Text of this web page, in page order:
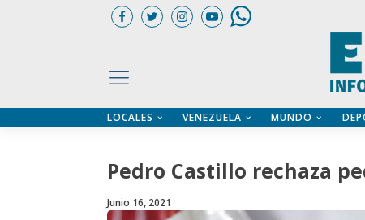
LOCALES VENEZUELA MUNDO
Pedro Castillo rechaza
Junio 16, 2021